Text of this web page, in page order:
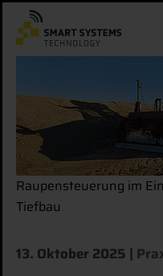
Raupensteuerung im
Tiefbau
13. Oktober 2025